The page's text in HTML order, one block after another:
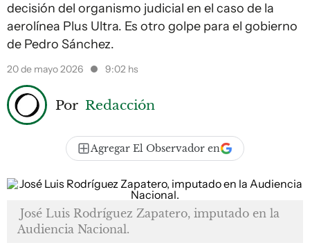
decisión del organismo judicial en el caso de la
aerolínea Plus Ultra. Es otro golpe para el gobierno
de Pedro Sánchez.
20 de mayo 2026 9:02 hs
Por Redacción
Agregar El Observador en
José Luis Rodríguez Zapatero, imputado en la
Audiencia Nacional.